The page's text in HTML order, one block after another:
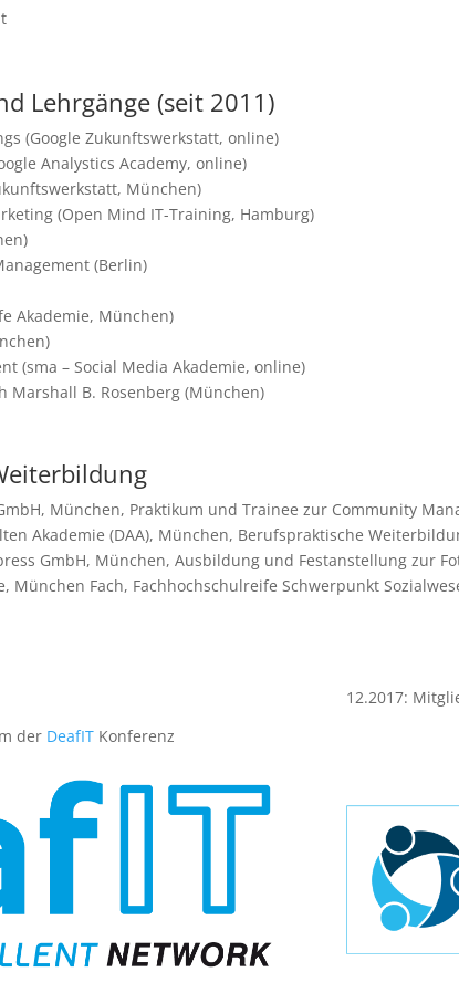
Lehrgänge (seit 2011)
(Google Zukunftswerkstatt, online)
Analystics Academy, online)
München)
(Open Mind IT-Training, Hamburg)
(Berlin)
Akademie, München)
(sma – Social Media Akademie, online)
Marshall B. Rosenberg (München)
München, Praktikum und Trainee zur Community
Akademie (DAA), München, Berufspraktische
GmbH, München, Ausbildung und Festanstellung zur
München Fach, Fachhochschulreife Schwerpunkt
der DeafIT Konferenz
12.2017: